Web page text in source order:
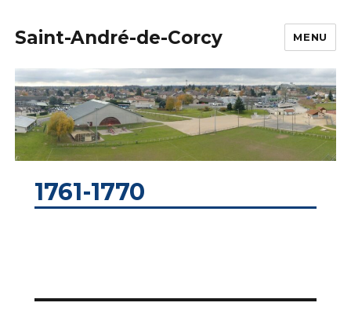
Saint-André-de-Corcy MENU
1761-1770